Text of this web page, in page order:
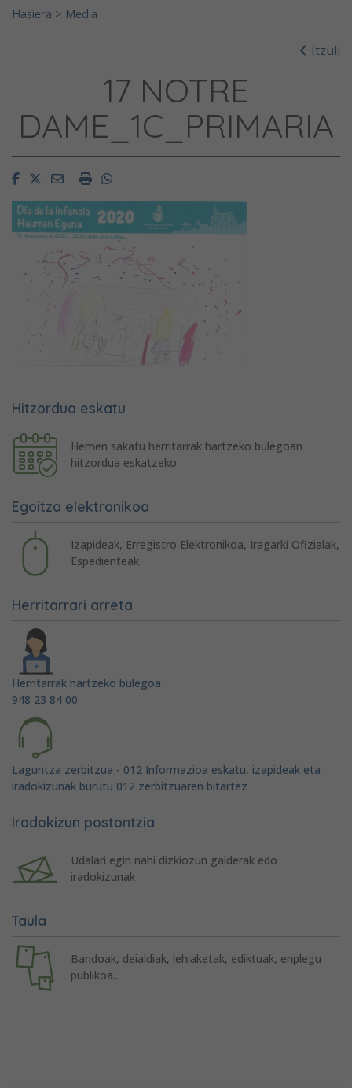
Hasiera > Media
Itzuli
17 NOTRE
DAME_1C_PRIMARIA
FacebookTwitterEmailImprimirWhatsapp
Hitzordua eskatu
Hemen sakatu herritarrak hartzeko bulegoan
hitzordua eskatzeko
Egoitza elektronikoa
Izapideak, Erregistro Elektronikoa, Iragarki Ofizialak,
Espedienteak
Herritarrari arreta
Herritarrak hartzeko bulegoa
948 23 84 00
Laguntza zerbitzua - 012 Informazioa eskatu, izapideak eta
iradokizunak burutu 012 zerbitzuaren bitartez
Iradokizun postontzia
Udalari egin nahi dizkiozun galderak edo
iradokizunak
Taula
Bandoak, deialdiak, lehiaketak, ediktuak, enplegu
publikoa...